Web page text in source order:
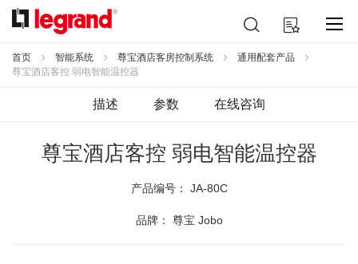
跳
到
容
我的购物车
索
首页 智能系统 尊宝酒店客房控制系统
通用配套产品
尊宝酒店客控 弱电智能温控器
描述 参数 在线咨询
尊宝酒店客控 弱电智能温控器
产品编号： JA-80C
品牌： 尊宝 Jobo